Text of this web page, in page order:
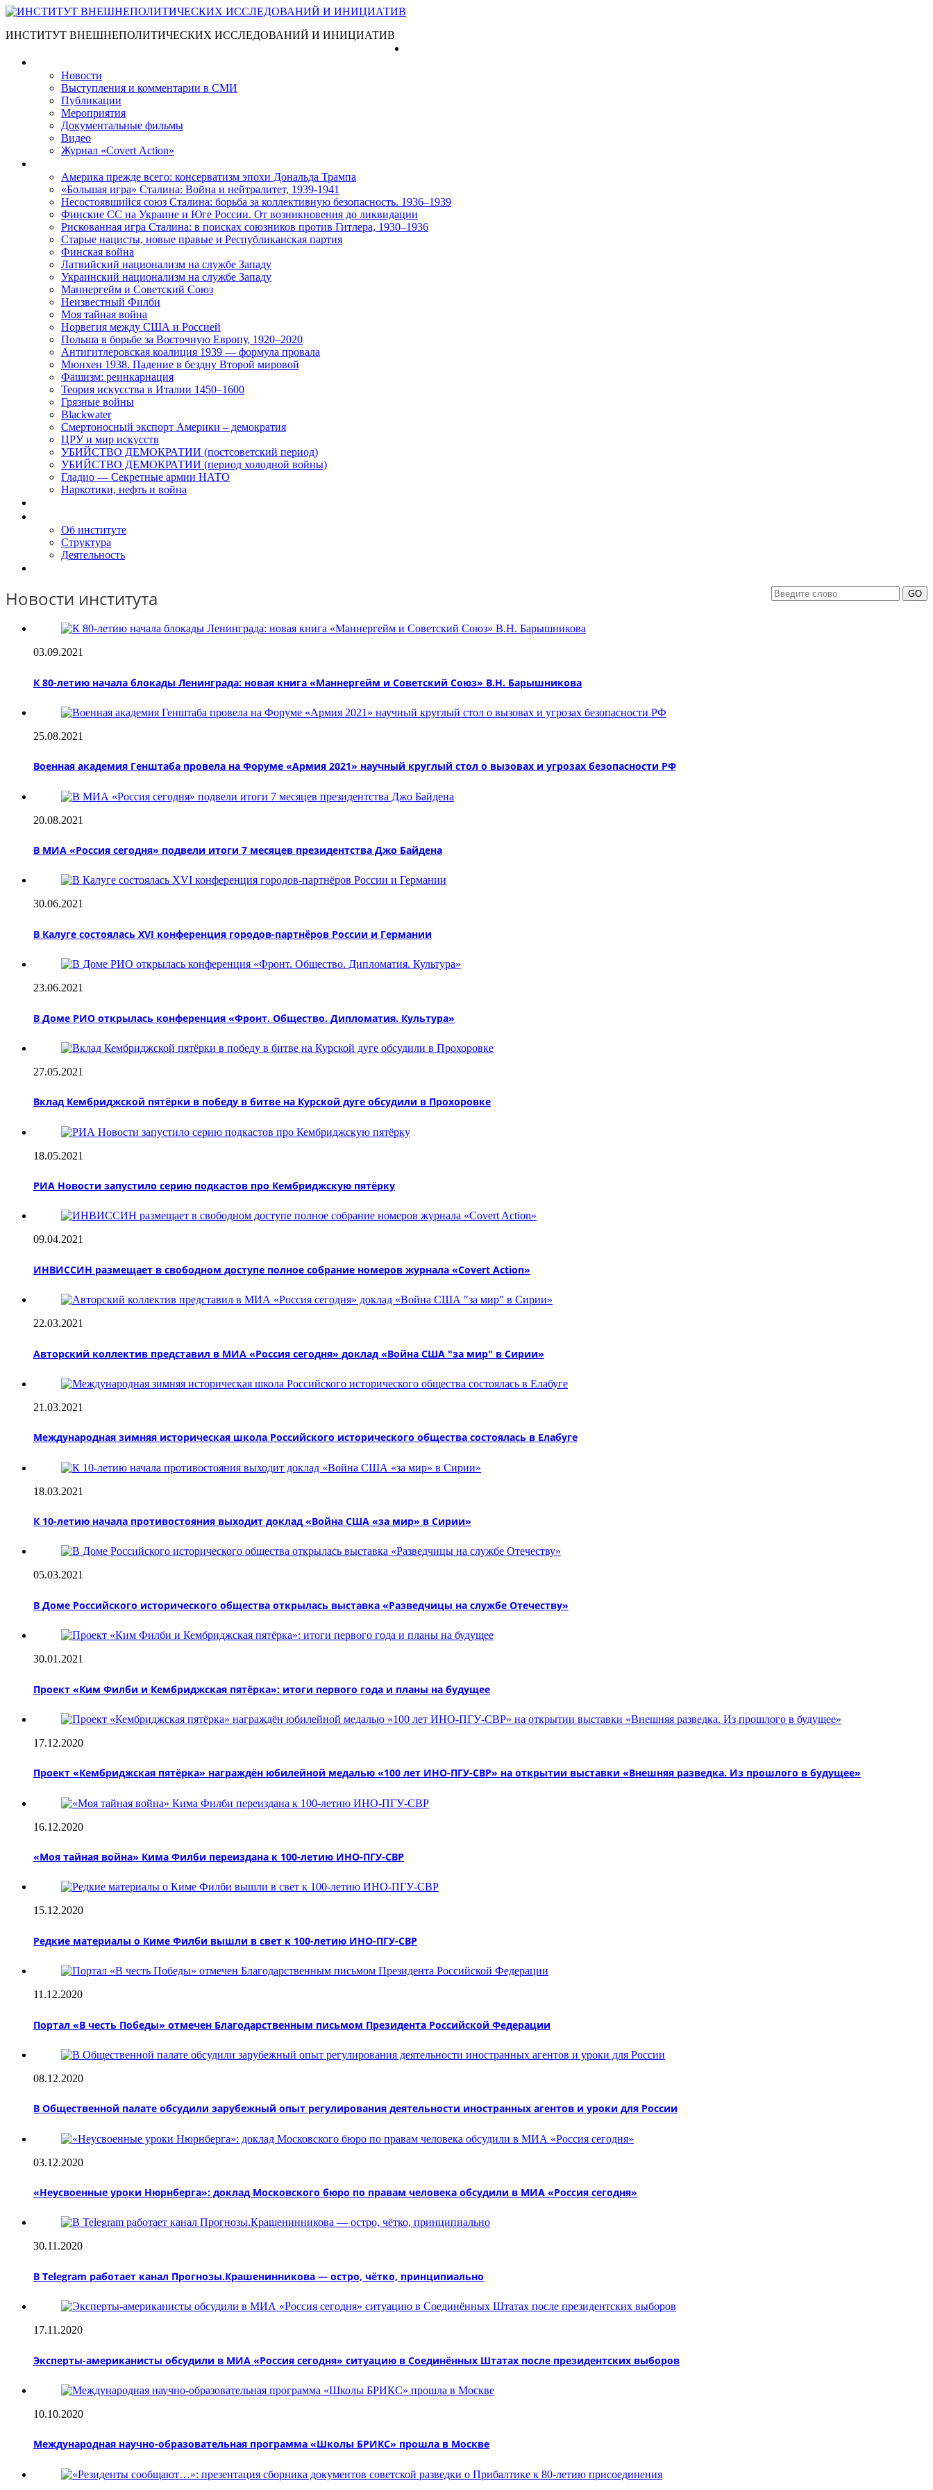
ИНСТИТУТ ВНЕШНЕПОЛИТИЧЕСКИХ ИССЛЕДОВАНИЙ И ИНИЦИАТИВ
Новости
Выступления и коммента­рии в СМИ
Публикации
Мероприятия
Документальные фильмы
Видео
Журнал «Covert Action»
Америка прежде всего: консерватизм эпохи Дональда Трампа
«Большая игра» Сталина: Война и нейтралитет, 1939-1941
Несостоявшийся союз Сталина: борьба за коллективную безопасность. 1936–1939
Финские СС на Украине и Юге России. От возникновения до ликвидации
Рискованная игра Сталина: в поисках союзников против Гитлера, 1930–1936
Старые нацисты, новые правые и Республиканская партия
Финская война
Латвийский национализм на службе Западу
Украинский национализм на службе Западу
Маннергейм и Советский Союз
Неизвестный Филби
Моя тайная война
Норвегия между США и Россией
Польша в борьбе за Восточную Европу, 1920–2020
Антигитлеровская коалиция 1939 — формула провала
Мюнхен 1938. Падение в бездну Второй мировой
Фашизм: реинкарнация
Теория искусства в Италии 1450–1600
Грязные войны
Blackwater
Смертоносный экспорт Америки – демократия
ЦРУ и мир искусств
УБИЙСТВО ДЕМОКРАТИИ (постсоветский период)
УБИЙСТВО ДЕМОКРАТИИ (период холодной войны)
Гладио — Секретные армии НАТО
Наркотики, нефть и война
Об институте
Структура
Деятельность
Новости института
03.09.2021
К 80-летию начала блокады Ленинграда: новая книга «Маннергейм и Советский Союз» В.Н. Барышникова
25.08.2021
Военная академия Генштаба провела на Форуме «Армия 2021» научный круглый стол о вызовах и угрозах безопасности РФ
20.08.2021
В МИА «Россия сегодня» подвели итоги 7 месяцев президентства Джо Байдена
30.06.2021
В Калуге состоялась ХVI конференция городов-партнёров России и Германии
23.06.2021
В Доме РИО открылась конференция «Фронт. Общество. Дипломатия. Культура»
27.05.2021
Вклад Кембриджской пятёрки в победу в битве на Курской дуге обсудили в Прохоровке
18.05.2021
РИА Новости запустило серию подкастов про Кембриджскую пятёрку
09.04.2021
ИНВИССИН размещает в свободном доступе полное собрание номеров журнала «Covert Action»
22.03.2021
Авторский коллектив представил в МИА «Россия сегодня» доклад «Война США "за мир" в Сирии»
21.03.2021
Международная зимняя историческая школа Российского исторического общества состоялась в Елабуге
18.03.2021
К 10-летию начала противостояния выходит доклад «Война США «за мир» в Сирии»
05.03.2021
В Доме Российского исторического общества открылась выставка «Разведчицы на службе Отечеству»
30.01.2021
Проект «Ким Филби и Кембриджская пятёрка»: итоги первого года и планы на будущее
17.12.2020
Проект «Кембриджская пятёрка» награждён юбилейной медалью «100 лет ИНО-ПГУ-СВР» на открытии выставки «Внешняя разведка. Из прошлого в будущее»
16.12.2020
«Моя тайная война» Кима Филби переиздана к 100-летию ИНО-ПГУ-СВР
15.12.2020
Редкие материалы о Киме Филби вышли в свет к 100-летию ИНО-ПГУ-СВР
11.12.2020
Портал «В честь Победы» отмечен Благодарственным письмом Президента Российской Федерации
08.12.2020
В Общественной палате обсудили зарубежный опыт регулирования деятельности иностранных агентов и уроки для России
03.12.2020
«Неусвоенные уроки Нюрнберга»: доклад Московского бюро по правам человека обсудили в МИА «Россия сегодня»
30.11.2020
В Telegram работает канал Прогнозы.Крашенинникова — остро, чётко, принципиально
17.11.2020
Эксперты-американисты обсудили в МИА «Россия сегодня» ситуацию в Соединённых Штатах после президентских выборов
10.10.2020
Международная научно-образовательная программа «Школы БРИКС» прошла в Москве